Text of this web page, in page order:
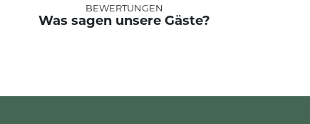
BEWERTUNGEN
Was sagen unsere Gäste?